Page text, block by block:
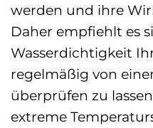
werden und ihre
Daher empfiehlt es
Wasserdichtigkeit
regelmäßig von
überprüfen zu
extreme